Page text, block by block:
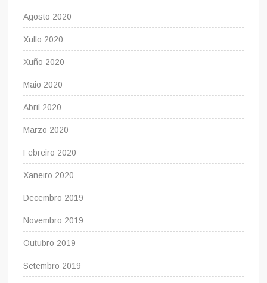
Agosto 2020
Xullo 2020
Xuño 2020
Maio 2020
Abril 2020
Marzo 2020
Febreiro 2020
Xaneiro 2020
Decembro 2019
Novembro 2019
Outubro 2019
Setembro 2019